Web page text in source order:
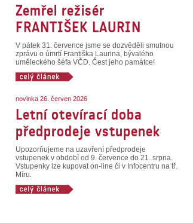
Zemřel režisér
FRANTIŠEK LAURIN
V pátek 31. července jsme se dozvěděli smutnou
zprávu o úmrtí Františka Laurina, bývalého
uměleckého šéfa VČD. Čest jeho památce!
novinka 26. červen 2026
Letní otevírací doba
předprodeje vstupenek
Upozorňujeme na uzavření předprodeje
vstupenek v období od 9. července do 21. srpna.
Vstupenky lze kupovat on-line či v Infocentru na tř.
Míru.